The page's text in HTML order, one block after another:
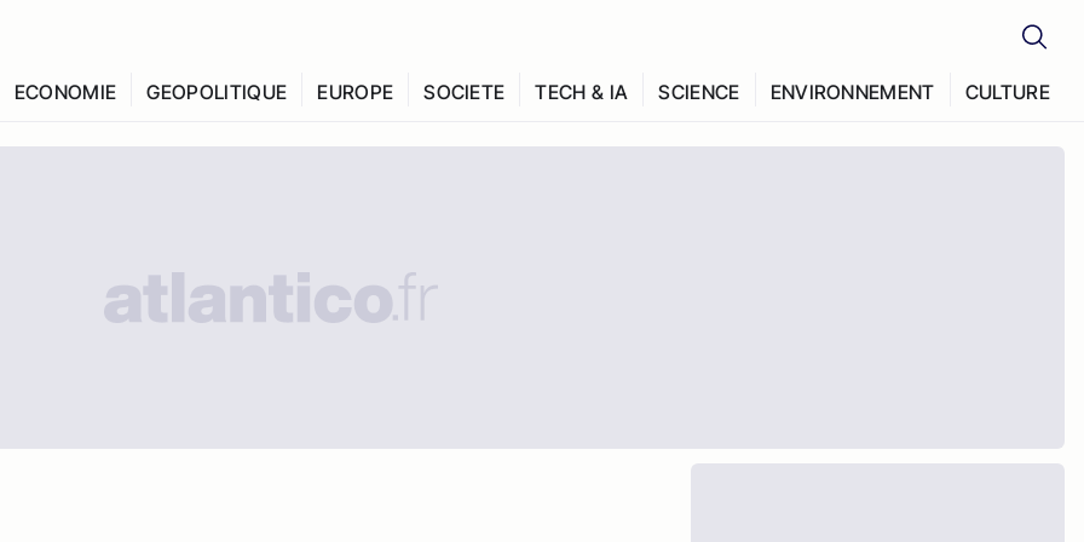
ECONOMIE GEOPOLITIQUE EUROPE SOCIETE TECH & IA SCIENCE ENVIRONNEMENT CULTURE